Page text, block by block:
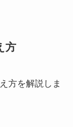
方
方を解説しま